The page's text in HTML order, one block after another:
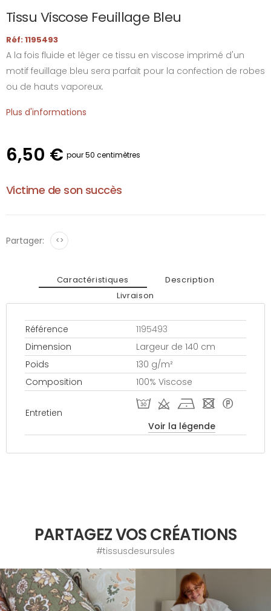
Tissu Viscose Feuillage Bleu
Réf: 1195493
A la fois fluide et léger ce tissu en viscose imprimé d'un
motif feuillage bleu sera parfait pour la confection de robes
ou de hauts vaporeux.
Plus d'informations
6,50 € pour 50 centimètres
Victime de son succès
Partager: <>
Caractéristiques
Description
Livraison
Référence
1195493
Dimension
Largeur de 140 cm
Poids
130 g/m²
Composition
100% Viscose
Entretien
T d h - *
Voir la légende
PARTAGEZ VOS CRÉATIONS
#tissusdesursules